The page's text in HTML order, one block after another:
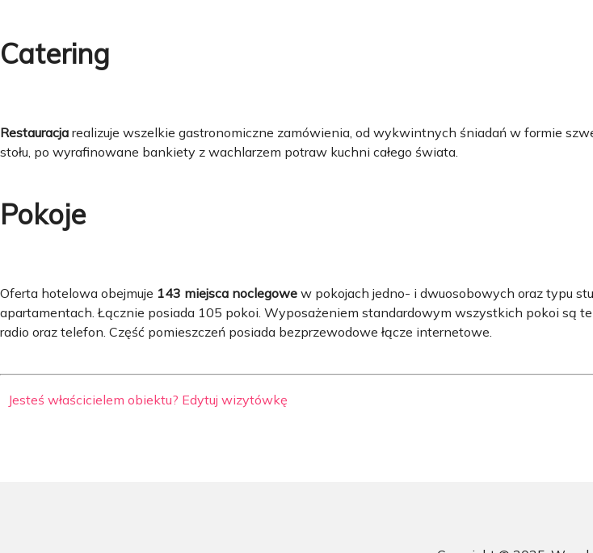
Catering
Restauracja realizuje wszelkie gastronomiczne zamówienia, od wykwintnych śniadań w formie
stołu, po wyrafinowane bankiety z wachlarzem potraw kuchni całego świata.
Pokoje
Oferta hotelowa obejmuje 143 miejsca noclegowe w pokojach jedno- i dwuosobowych oraz typu
apartamentach. Łącznie posiada 105 pokoi. Wyposażeniem standardowym wszystkich pokoi są
radio oraz telefon. Część pomieszczeń posiada bezprzewodowe łącze internetowe.
Jesteś właścicielem obiektu? Edytuj wizytówkę